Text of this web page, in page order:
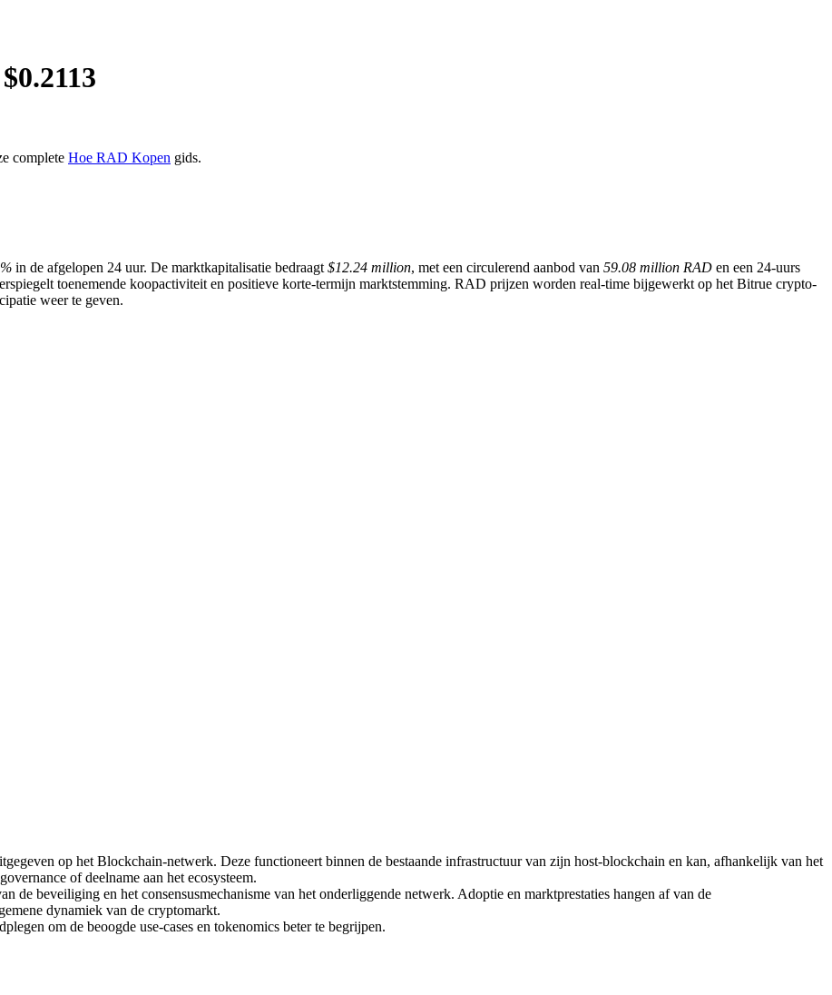
0.2113
complete Hoe RAD Kopen gids.
in de afgelopen 24 uur. De marktkapitalisatie bedraagt $12.24 million, met een circulerend aanbod van 59.08 million RAD en een 24-uurs
toenemende koopactiviteit en positieve korte-termijn marktstemming. RAD prijzen worden real-time bijgewerkt op het Bitrue crypto-
weer te geven.
op het Blockchain-netwerk. Deze functioneert binnen de bestaande infrastructuur van zijn host-blockchain en kan, afhankelijk van het
of deelname aan het ecosysteem.
de beveiliging en het consensusmechanisme van het onderliggende netwerk. Adoptie en marktprestaties hangen af van de
dynamiek van de cryptomarkt.
om de beoogde use-cases en tokenomics beter te begrijpen.